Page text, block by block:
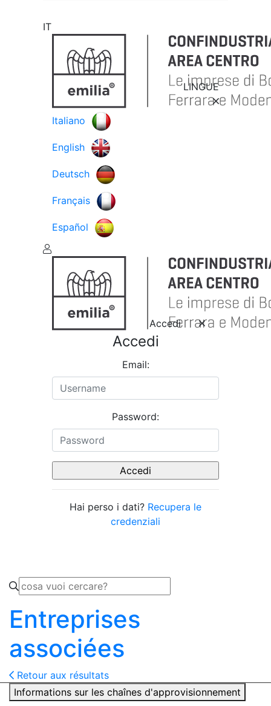
IT
LINGUE
Italiano
English
Deutsch
Français
Español
Accedi
Accedi
Email:
Password:
Hai perso i dati? Recupera le
credenziali
Entreprises
associées
Retour aux résultats
Informations sur les chaînes d'approvisionnement